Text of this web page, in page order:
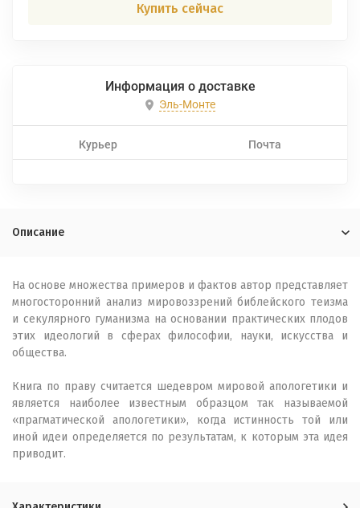
Купить сейчас
Информация о доставке
Эль-Монте
Курьер Почта
Описание
На основе множества примеров и фактов автор представляет
многосторонний анализ мировоззрений библейского теизма
и секулярного гуманизма на основании практических плодов
этих идеологий в сферах философии, науки, искусства и
общества.
Книга по праву считается шедевром мировой апологетики и
является наиболее известным образцом так называемой
«прагматической апологетики», когда истинность той или
иной идеи определяется по результатам, к которым эта идея
приводит.